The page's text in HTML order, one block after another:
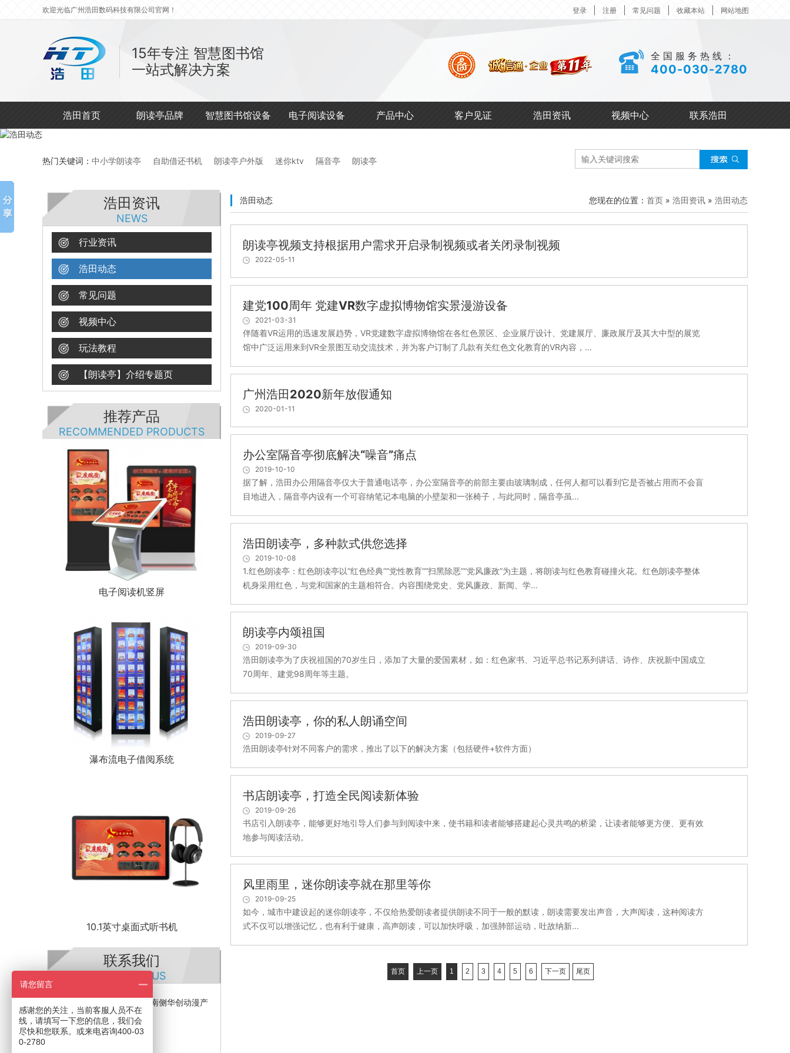
欢迎光临广州浩田数码科技有限公司官网！ 登录 注册 常见问题 收藏本站 网站地图
15年专注 智慧图书馆
一站式解决方案
全国服务热线：
400-030-2780
浩田首页 朗读亭品牌 智慧图书馆设备 电子阅读设备 产品中心 客户见证 浩田资讯 视频中心 联系浩田
热门关键词： 中小学朗读亭 自助借还书机 朗读亭户外版 迷你ktv 隔音亭 朗读亭
浩田资讯
NEWS
行业资讯
浩田动态
常见问题
视频中心
玩法教程
【朗读亭】介绍专题页
推荐产品
RECOMMENDED PRODUCTS
电子阅读机竖屏
瀑布流电子借阅系统
10.1英寸桌面式听书机
联系我们
CONTACT US
公司地址：石基镇金山大道南侧华创动漫产
业园
电话：400-030-2780
浩田动态 您现在的位置： 首页 » 浩田资讯 » 浩田动态
朗读亭视频支持根据用户需求开启录制视频或者关闭录制视频
2022-05-11
建党100周年 党建VR数字虚拟博物馆实景漫游设备
2021-03-31
伴随着VR运用的迅速发展趋势，VR党建数字虚拟博物馆在各红色景区、企业展厅设计、党建展厅、廉政展厅及其大中型的展览
馆中广泛运用来到VR全景图互动交流技术，并为客户订制了几款有关红色文化教育的VR內容，...
广州浩田2020新年放假通知
2020-01-11
办公室隔音亭彻底解决“噪音”痛点
2019-10-10
据了解，浩田办公用隔音亭仅大于普通电话亭，办公室隔音亭的前部主要由玻璃制成，任何人都可以看到它是否被占用而不会盲
目地进入，隔音亭内设有一个可容纳笔记本电脑的小壁架和一张椅子，与此同时，隔音亭虽...
浩田朗读亭，多种款式供您选择
2019-10-08
1.红色朗读亭：红色朗读亭以“红色经典”“党性教育”“扫黑除恶”“党风廉政”为主题，将朗读与红色教育碰撞火花。红色朗读亭整体
机身采用红色，与党和国家的主题相符合。内容围绕党史、党风廉政、新闻、学...
朗读亭内颂祖国
2019-09-30
浩田朗读亭为了庆祝祖国的70岁生日，添加了大量的爱国素材，如：红色家书、习近平总书记系列讲话、诗作、庆祝新中国成立
70周年、建党98周年等主题。
浩田朗读亭，你的私人朗诵空间
2019-09-27
浩田朗读亭针对不同客户的需求，推出了以下的解决方案（包括硬件+软件方面）
书店朗读亭，打造全民阅读新体验
2019-09-26
书店引入朗读亭，能够更好地引导人们参与到阅读中来，使书籍和读者能够搭建起心灵共鸣的桥梁，让读者能够更方便、更有效
地参与阅读活动。
风里雨里，迷你朗读亭就在那里等你
2019-09-25
如今，城市中建设起的迷你朗读亭，不仅给热爱朗读者提供朗读不同于一般的默读，朗读需要发出声音，大声阅读，这种阅读方
式不仅可以增强记忆，也有利于健康，高声朗读，可以加快呼吸，加强肺部运动，吐故纳新...
首页 上一页 1 2 3 4 5 6 下一页 尾页
请您留言
感谢您的关注，当前客服人员不在
线，请填写一下您的信息，我们会
尽快和您联系。或来电咨询400-03
0-2780